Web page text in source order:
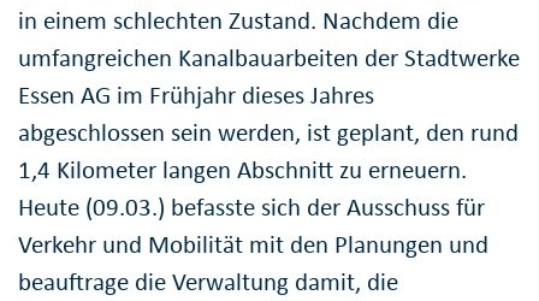
in einem schlechten Zustand. Nachdem die
umfangreichen Kanalbauarbeiten der Stadtwerke
Essen AG im Frühjahr dieses Jahres
abgeschlossen sein werden, ist geplant, den rund
1,4 Kilometer langen Abschnitt zu erneuern.
Heute (09.03.) befasste sich der Ausschuss für
Verkehr und Mobilität mit den Planungen und
beauftrage die Verwaltung damit, die